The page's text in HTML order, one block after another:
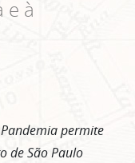
e à
permite
de São Paulo